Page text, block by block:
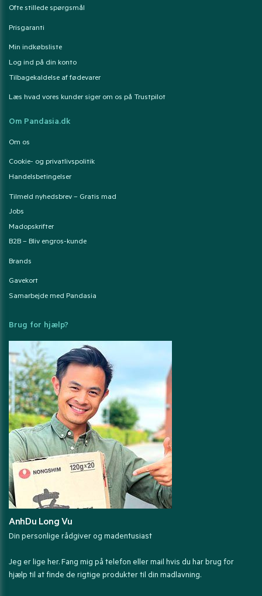
Ofte stillede spørgsmål
Prisgaranti
Min indkøbsliste
Log ind på din konto
Tilbagekaldelse af fødevarer
Læs hvad vores kunder siger om os på Trustpilot
Om Pandasia.dk
Om os
Cookie- og privatlivspolitik
Handelsbetingelser
Tilmeld nyhedsbrev – Gratis mad
Jobs
Madopskrifter
B2B – Bliv engros-kunde
Brands
Gavekort
Samarbejde med Pandasia
Brug for hjælp?
AnhDu Long Vu
Din personlige rådgiver og madentusiast
Jeg er lige her. Fang mig på telefon eller mail hvis du har brug for
hjælp til at finde de rigtige produkter til din madlavning.